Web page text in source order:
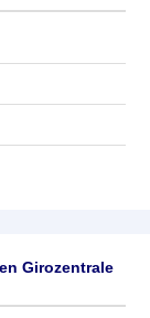
Girozentrale